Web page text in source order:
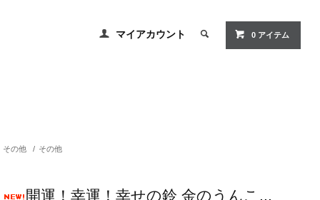
マイアカウント 0 アイテム
その他 / その他
開運！幸運！幸せの鈴 金のうんこ...